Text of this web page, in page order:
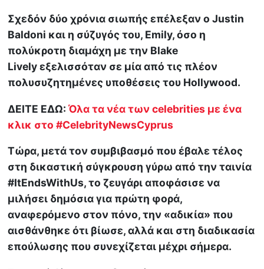
Σχεδόν δύο χρόνια σιωπής επέλεξαν ο Justin
Baldoni και η σύζυγός του, Emily, όσο η
πολύκροτη διαμάχη με την Blake
Lively εξελισσόταν σε μία από τις πλέον
πολυσυζητημένες υποθέσεις του Hollywood.
ΔΕΙΤΕ ΕΔΩ:Όλα τα νέα των celebrities με ένα
κλικ στο #CelebrityNewsCyprus
Τώρα, μετά τον συμβιβασμό που έβαλε τέλος
στη δικαστική σύγκρουση γύρω από την ταινία
#ItEndsWithUs, το ζευγάρι αποφάσισε να
μιλήσει δημόσια για πρώτη φορά,
αναφερόμενο στον πόνο, την «αδικία» που
αισθάνθηκε ότι βίωσε, αλλά και στη διαδικασία
επούλωσης που συνεχίζεται μέχρι σήμερα.